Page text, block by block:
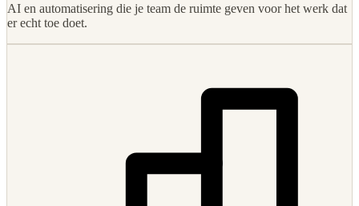
AI en automatisering die je team de ruimte geven voor het werk dat
er echt toe doet.